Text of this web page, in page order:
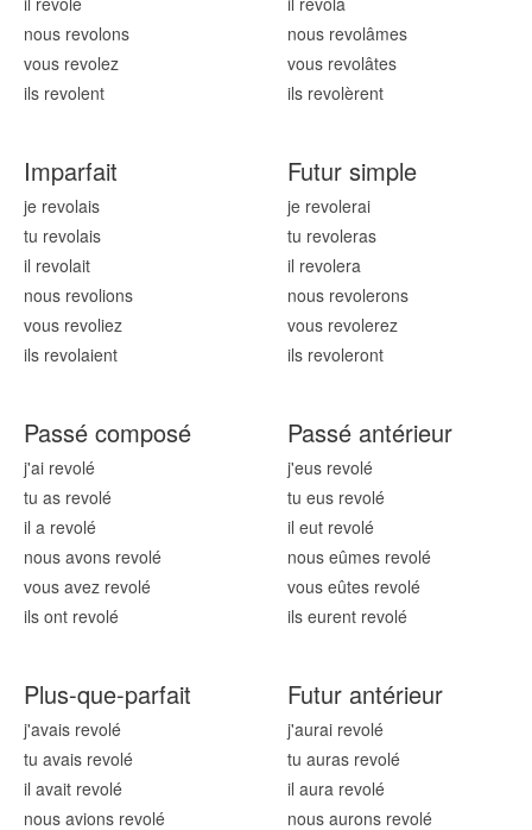
nous revolons
vous revolez
ils revolent
nous revolâmes
vous revolâtes
ils revolèrent
Imparfait
je revolais
tu revolais
il revolait
nous revolions
vous revoliez
ils revolaient
Futur simple
je revolerai
tu revoleras
il revolera
nous revolerons
vous revolerez
ils revoleront
Passé composé
j'ai revolé
tu as revolé
il a revolé
nous avons revolé
vous avez revolé
ils ont revolé
Passé antérieur
j'eus revolé
tu eus revolé
il eut revolé
nous eûmes revolé
vous eûtes revolé
ils eurent revolé
Plus-que-parfait
j'avais revolé
tu avais revolé
il avait revolé
nous avions revolé
Futur antérieur
j'aurai revolé
tu auras revolé
il aura revolé
nous aurons revolé